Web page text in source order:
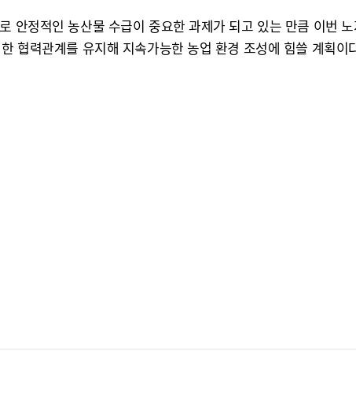
안정적인 농산물 수급이 중요한 과제가 되고 있는 만큼 이번
협력관계를 유지해 지속가능한 농업 환경 조성에 힘쓸 계획이